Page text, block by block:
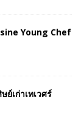
Young Chef
ย์เก่าเทเวศร์